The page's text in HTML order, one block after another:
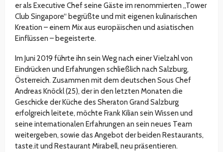
er als Executive Chef seine Gäste im renommierten „Tower
Club Singapore“ begrüßte und mit eigenen kulinarischen
Kreation – einem Mix aus europäischen und asiatischen
Einflüssen – begeisterte.
Im Juni 2019 führte ihn sein Weg nach einer Vielzahl von
Eindrücken und Erfahrungen schließlich nach Salzburg,
Österreich. Zusammen mit dem deutschen Sous Chef
Andreas Knöckl (25), der in den letzten Monaten die
Geschicke der Küche des Sheraton Grand Salzburg
erfolgreich leitete, möchte Frank Kilian sein Wissen und
seine internationalen Erfahrungen an sein neues Team
weitergeben, sowie das Angebot der beiden Restaurants,
taste.it und Restaurant Mirabell, neu präsentieren.